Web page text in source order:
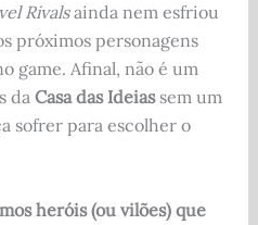
ar
e
Rivalsainda nem esfriou
próximos personagens
game. Afinal, não é um
da Casa das Ideiassem um
sofrer para escolher o
heróis (ou vilões) que